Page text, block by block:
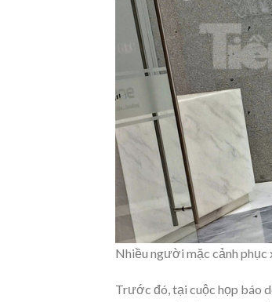
Nhiều người mặc cảnh phục
Trước đó, tại cuộc họp báo